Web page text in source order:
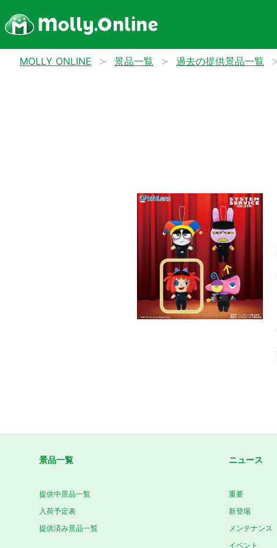
MOLLY ONLINE 景品一覧 過去の提供景品一覧
景品一覧
提供中景品一覧
入荷予定表
提供済み景品一覧
ニュース
重要
新登場
メンテナンス
イベント